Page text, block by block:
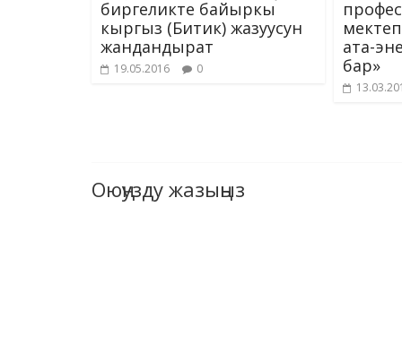
биргеликте байыркы
кыргыз (Битик) жазуусун
жандандырат
19.05.2016 0
ата-
бар»
Оюңузду жазыңыз